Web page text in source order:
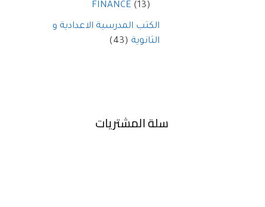
FINANCE (13)
الكتب المدرسية الاعدادية و
الثانوية (43)
سلة المشتريات